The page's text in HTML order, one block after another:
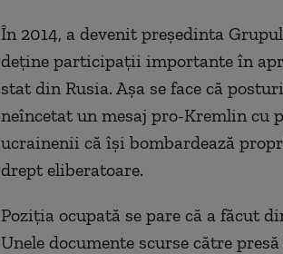
În 2014, a devenit președinta
deține participații importante în
stat din Rusia. Așa se face că
neîncetat un mesaj pro-Kremlin cu
ucrainenii că își bombardează
drept eliberatoare.
Poziția ocupată se pare că a făcut
Unele documente scurse către